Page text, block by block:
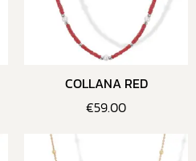
COLLANA RED
€59.00